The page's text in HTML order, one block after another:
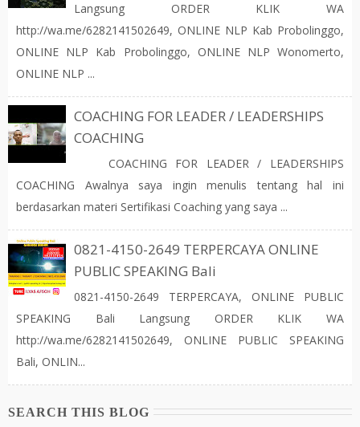
Langsung ORDER KLIK WA
http://wa.me/6282141502649, ONLINE NLP Kab Probolinggo,
ONLINE NLP Kab Probolinggo, ONLINE NLP Wonomerto,
ONLINE NLP ...
COACHING FOR LEADER / LEADERSHIPS
COACHING
COACHING FOR LEADER / LEADERSHIPS
COACHING Awalnya saya ingin menulis tentang hal ini
berdasarkan materi Sertifikasi Coaching yang saya ...
0821-4150-2649 TERPERCAYA ONLINE
PUBLIC SPEAKING Bali
0821-4150-2649 TERPERCAYA, ONLINE PUBLIC
SPEAKING Bali Langsung ORDER KLIK WA
http://wa.me/6282141502649, ONLINE PUBLIC SPEAKING
Bali, ONLIN...
SEARCH THIS BLOG